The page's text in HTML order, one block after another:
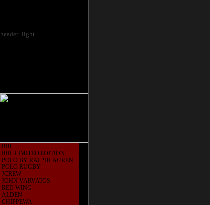
RRL
RRL LIMITED EDITION
POLO BY RALPHLAUREN
POLO RUGBY
JCREW
JOHN VARVATOS
RED WING
ALDEN
CHIPPEWA